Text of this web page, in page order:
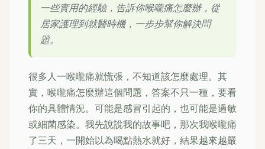
一些實用的經驗，告訴你喉嚨痛怎麼辦，從
居家護理到就醫時機，一步步幫你解決問
題。
很多人一喉嚨痛就慌張，不知道該怎麼處理。其
實，喉嚨痛怎麼辦這個問題，答案不只一種，要看
你的具體情況。可能是感冒引起的，也可能是過敏
或細菌感染。我先說說我的故事吧，那次我喉嚨痛
了三天，一開始以為喝點熱水就好，結果越來越嚴